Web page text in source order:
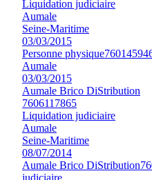
Liquidation judiciaire
Aumale
Seine-Maritime
03/03/2015
Personne physique
Aumale
03/03/2015
Aumale Brico DiStribution
7606117865
Liquidation judiciaire
Aumale
Seine-Maritime
08/07/2014
Aumale Brico DiStribution
judiciaire